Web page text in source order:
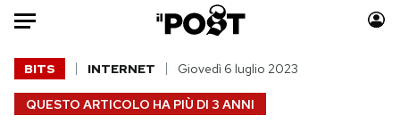
Auto
HOME
QUESTO ARTICOLO HA PIÙ DI 3 ANNI
BITS INTERNET Giovedì 6 luglio 2023